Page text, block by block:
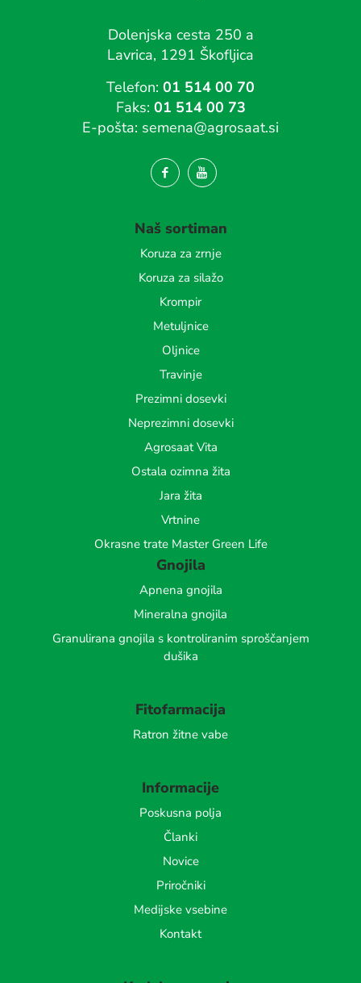
Dolenjska cesta 250 a
Lavrica, 1291 Škofljica
Telefon: 01 514 00 70
Faks: 01 514 00 73
E-pošta: semena@agrosaat.si
Naš sortiman
Koruza za zrnje
Koruza za silažo
Krompir
Metuljnice
Oljnice
Travinje
Prezimni dosevki
Neprezimni dosevki
Agrosaat Vita
Ostala ozimna žita
Jara žita
Vrtnine
Okrasne trate Master Green Life
Gnojila
Apnena gnojila
Mineralna gnojila
Granulirana gnojila s kontroliranim sproščanjem
dušika
Fitofarmacija
Ratron žitne vabe
Informacije
Poskusna polja
Članki
Novice
Priročniki
Medijske vsebine
Kontakt